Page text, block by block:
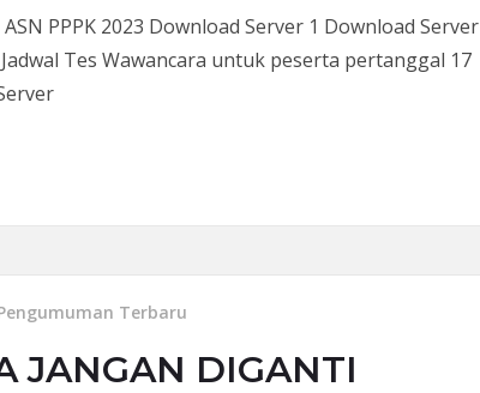
PPPK 2023 Download Server 1 Download Server
Tes Wawancara untuk peserta pertanggal 17
2023
Terbaru
JANGAN DIGANTI